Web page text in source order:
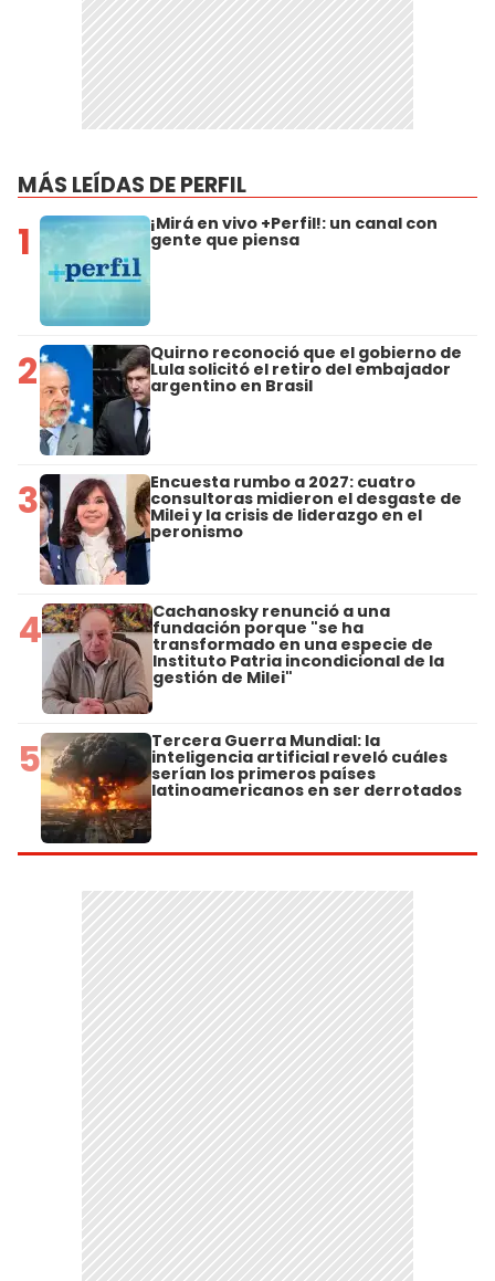
MÁS LEÍDAS DE PERFIL
1 ¡Mirá en vivo +Perfil!: un canal con
gente que piensa
2 Quirno reconoció que el gobierno de
Lula solicitó el retiro del embajador
argentino en Brasil
3 Encuesta rumbo a 2027: cuatro
consultoras midieron el desgaste de
Milei y la crisis de liderazgo en el
peronismo
4 Cachanosky renunció a una
fundación porque "se ha
transformado en una especie de
Instituto Patria incondicional de la
gestión de Milei"
5 Tercera Guerra Mundial: la
inteligencia artificial reveló cuáles
serían los primeros países
latinoamericanos en ser derrotados